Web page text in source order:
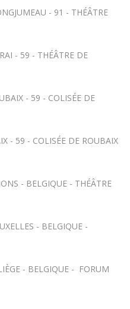
- 91 - THÉÂTRE
- 59 - THÉÂTRE DE
- 59 - COLISÉE DE
- 59 - COLISÉE DE ROUBAIX
- BELGIQUE - THÉÂTRE
- BELGIQUE -
- BELGIQUE - FORUM